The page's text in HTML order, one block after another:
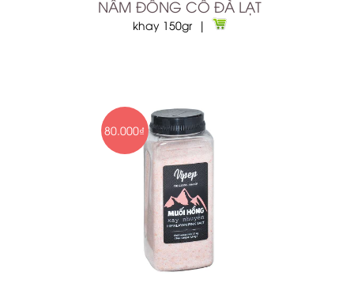
NẤM ĐÔNG CÔ ĐÀ LẠT
khay 150gr |
80.000₫